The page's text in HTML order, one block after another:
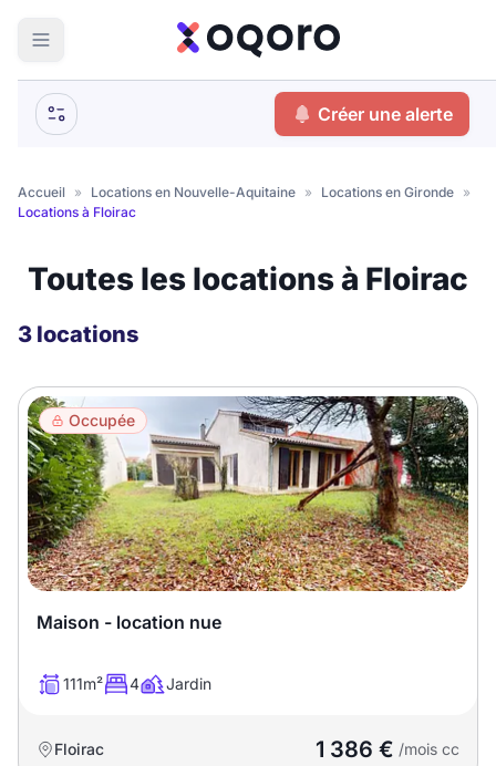
Votre
Que recherchez-vous ?
Logement entier
Colocation
Meublé ?
Meublé Non meublé
Montant du loyer
Nombre de pièces
recherche
Créer une alerte
Accueil » Locations en Nouvelle-Aquitaine » Locations en Gironde »
Locations à Floirac
Toutes les locations à Floirac
3 locations
Occupée
Maison - location nue
111m² 4 Jardin
Floirac 1 386 € /mois cc